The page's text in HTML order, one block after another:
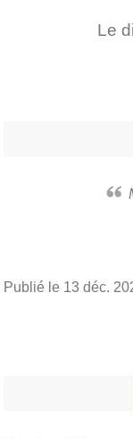
Le
Publié le 13 déc.